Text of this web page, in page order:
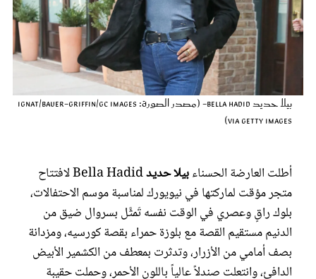
بيلا حديد Bella Hadid- (مصدر الصورة: Ignat/Bauer-Griffin/GC Images
via Getty Images)
أطلت العارضة الحسناءبيلا حديد
Bella Hadid لافتتاح
متجر مؤقت لماركتها في نيويورك لمناسبة موسم الاحتفالات،
بلوك راقٍ وعصري في الوقت نفسه تَمثَّل بسروال ضيق من
الدنيم مستقيم القصة مع بلوزة حمراء بقصة كورسيه، ومزدانة
بصف أمامي من الأزرار، وتدثرت بمعطف من الكشمير الأبيض
الدافئ، وانتعلت صندلاً عالياً باللون الأحمر، وحملت حقيبة
عروس سيدتي
مجلة سيدتي
غلاف رقمي